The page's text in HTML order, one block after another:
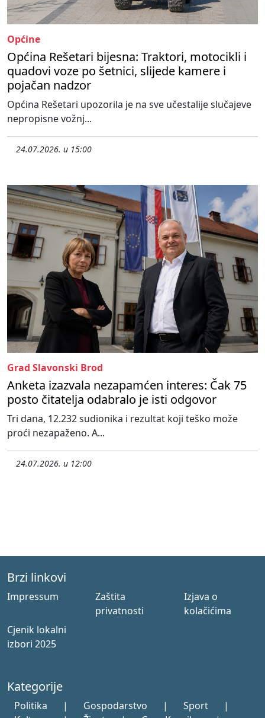
Općine
Općina Rešetari bijesna: Traktori, motocikli i
quadovi voze po šetnici, slijede kamere i
pojačan nadzor
Općina Rešetari upozorila je na sve učestalije slučajeve
nepropisne vožnj...
24.07.2026. u 15:00
Grad Slavonski Brod
Anketa izazvala nezapamćen interes: Čak 75
posto čitatelja odabralo je isti odgovor
Tri dana, 12.232 sudionika i rezultat koji teško može
proći nezapaženo. A...
24.07.2026. u 12:00
Brzi linkovi
Impressum
Zaštita
privatnosti
Izjava o
kolačićima
Cjenik lokalni
izbori 2025
Kategorije
Politika | Gospodarstvo | Sport
|